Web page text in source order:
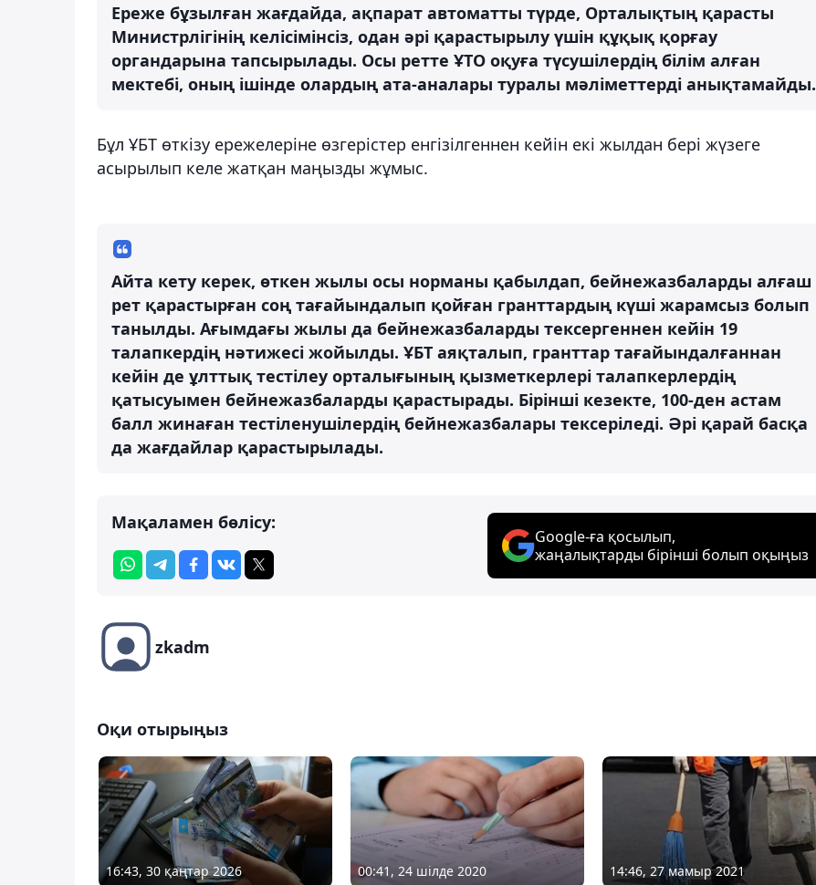
Ереже бұзылған жағдайда, ақпарат автоматты түрде, Орталықтың қарасты
Министрлігінің келісімінсіз, одан әрі қарастырылу үшін құқық қорғау
органдарына тапсырылады. Осы ретте ҰТО оқуға түсушілердің білім алған
мектебі, оның ішінде олардың ата-аналары туралы мәліметтерді анықтамайды.
Бұл ҰБТ өткізу ережелеріне өзгерістер енгізілгеннен кейін екі жылдан бері жүзеге
асырылып келе жатқан маңызды жұмыс.
Айта кету керек, өткен жылы осы норманы қабылдап, бейнежазбаларды алғаш
рет қарастырған соң тағайындалып қойған гранттардың күші жарамсыз болып
танылды. Ағымдағы жылы да бейнежазбаларды тексергеннен кейін 19
талапкердің нәтижесі жойылды. ҰБТ аяқталып, гранттар тағайындалғаннан
кейін де ұлттық тестілеу орталығының қызметкерлері талапкерлердің
қатысуымен бейнежазбаларды қарастырады. Бірінші кезекте, 100-ден астам
балл жинаған тестіленушілердің бейнежазбалары тексеріледі. Әрі қарай басқа
да жағдайлар қарастырылады.
Мақаламен бөлісу:
Google-ға қосылып,
жаңалықтарды бірінші болып оқыңыз
zkadm
Оқи отырыңыз
16:43, 30 қаңтар 2026 00:41, 24 шілде 2020 14:46, 27 мамыр 2021